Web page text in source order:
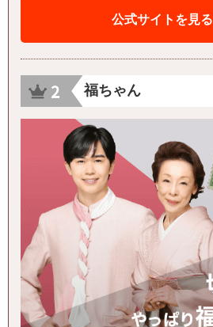
公式サイトを見る
福ちゃん